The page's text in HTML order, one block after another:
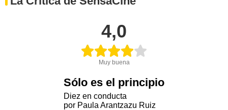
4,0
Muy buena
Sólo es el principio
Diez en conducta
por Paula Arantzazu Ruiz